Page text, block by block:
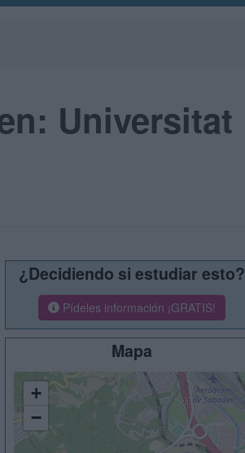
Universitat
¿Decidiendo si estudiar esto?
Pídeles información ¡GRATIS!
Mapa
+
−